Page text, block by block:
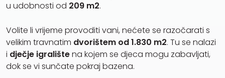
u udobnosti od 209 m2.
Volite li vrijeme provoditi vani, nećete se razočarati s
velikim travnatim dvorištem od 1.830 m2. Tu se nalazi
i dječje igralištena kojem se djeca mogu zabavljati,
dok se vi sunčate pokraj bazena.